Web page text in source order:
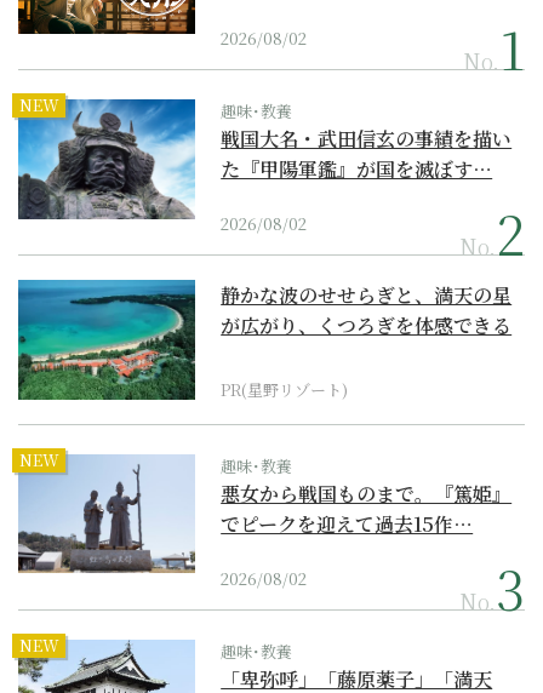
2026/08/02
No.
NEW 趣味･教養
戦国大名・武田信玄の事績を描い
た『甲陽軍鑑』が国を滅ぼす…
2026/08/02
No.
静かな波のせせらぎと、満天の星
が広がり、くつろぎを体感できる
PR(星野リゾート)
NEW 趣味･教養
悪女から戦国ものまで。『篤姫』
でピークを迎えて過去15作…
2026/08/02
No.
NEW 趣味･教養
「卑弥呼」「藤原薬子」「満天